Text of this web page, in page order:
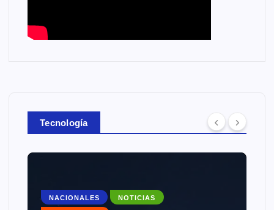
Tecnología
NACIONALES NOTICIAS